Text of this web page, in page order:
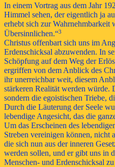
In einem Vortrag aus dem Jahr
Himmel sehen, der eigentlich ja
erhebt sich zur
Übersinnlichen.“3
Christus offenbart sich uns im
Erdenschicksal abzuwenden. In
Schöpfung auf dem Weg der
ergriffen von dem Anblick des
ihr unerreichbar weit, diesem
stärkeren Realität werden würde.
sondern die egoistischen Triebe,
Durch die Läuterung der Seele
lebendige Angesicht, das die
Um das Erscheinen des
Streben vereinigen können, nicht
die sich nun aus der inneren
werden sollen, und er gibt uns in
Menschen- und Erdenschicksal